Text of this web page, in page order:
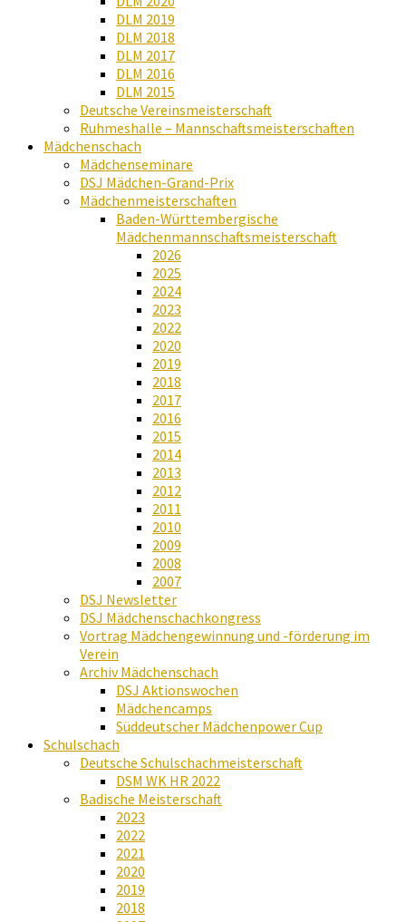
DLM 2019
DLM 2018
DLM 2017
DLM 2016
DLM 2015
Deutsche Vereinsmeisterschaft
Ruhmeshalle – Mannschaftsmeisterschaften
Mädchenschach
Mädchenseminare
DSJ Mädchen-Grand-Prix
Mädchenmeisterschaften
Baden-Württembergische
Mädchenmannschaftsmeisterschaft
2026
2025
2024
2023
2022
2020
2019
2018
2017
2016
2015
2014
2013
2012
2011
2010
2009
2008
2007
DSJ Newsletter
DSJ Mädchenschachkongress
Vortrag Mädchengewinnung und -förderung im
Verein
Archiv Mädchenschach
DSJ Aktionswochen
Mädchencamps
Süddeutscher Mädchenpower Cup
Schulschach
Deutsche Schulschachmeisterschaft
DSM WK HR 2022
Badische Meisterschaft
2023
2022
2021
2020
2019
2018